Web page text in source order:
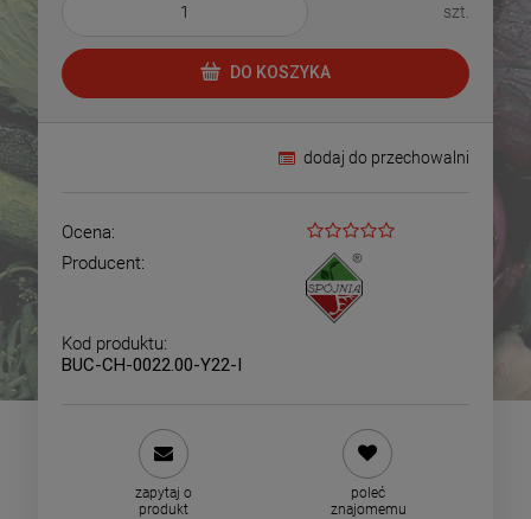
szt.
DO KOSZYKA
dodaj do przechowalni
Ocena:
Producent:
Kod produktu:
BUC-CH-0022.00-Y22-I
zapytaj o
produkt
poleć
znajomemu